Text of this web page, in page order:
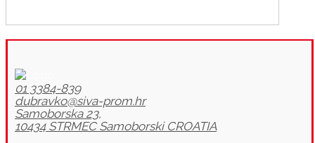
01 3384-839
dubravko@siva-prom.hr
Samoborska 23,
10434 STRMEC Samoborski CROATIA